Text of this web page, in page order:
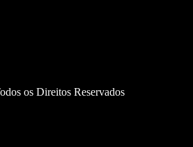
os Direitos Reservados